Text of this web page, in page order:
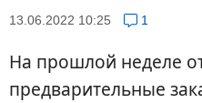
13.06.2022 10:25 1
На прошлой неделе
предварительные